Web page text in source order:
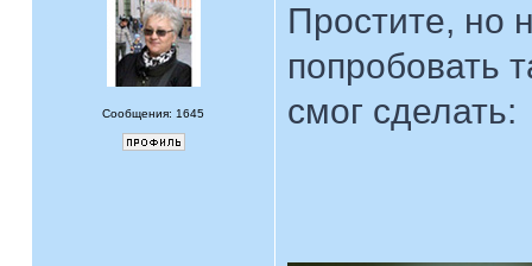
Сообщения: 1645
Простите, но
попробовать
смог сделать: